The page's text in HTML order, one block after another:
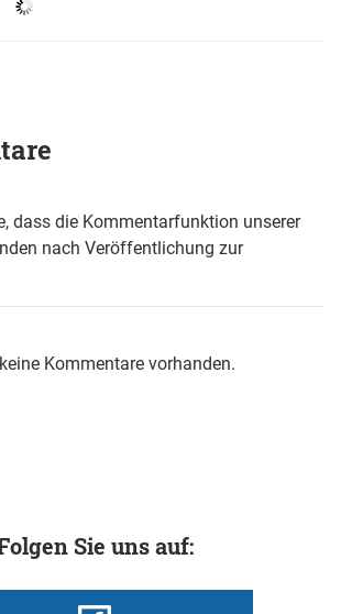
dass die Kommentarfunktion unserer
nach Veröffentlichung zur
Kommentare vorhanden.
Sie uns auf: